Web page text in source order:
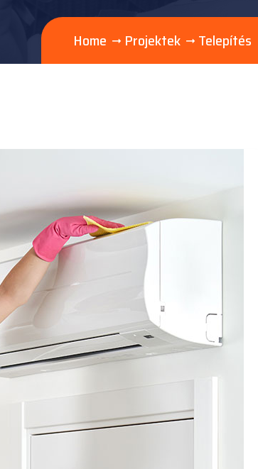
Home Projektek Telepítés